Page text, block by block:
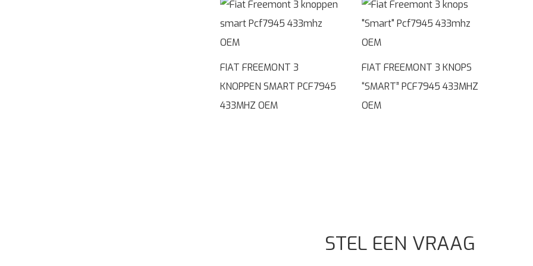
FIAT FREEMONT 3
KNOPPEN SMART PCF7945
433MHZ OEM
FIAT FREEMONT 3 KNOPS
“SMART” PCF7945 433MHZ
OEM
STEL EEN VRAAG